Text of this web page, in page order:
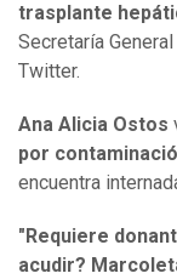
trasplante
Secretaría
Twitter.
Ana Alicia Ostos
por
encuentra
"Requiere
acudir?